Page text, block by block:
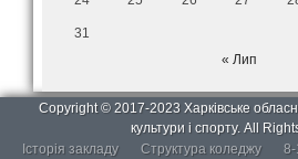
31
« Лип
Copyright © 2017-2023 Харківське
культури і спорту. All
Історія закладу
Структура коледжу
8-